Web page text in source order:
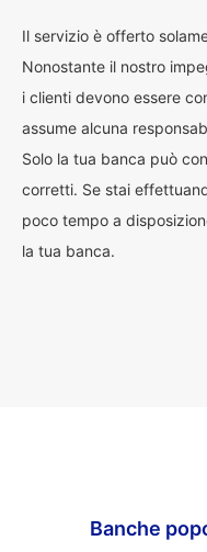
Il servizio è offerto
Nonostante il nostro
i clienti devono essere
assume alcuna
Solo la tua banca può
corretti. Se stai
poco tempo a
la tua banca.
Banche